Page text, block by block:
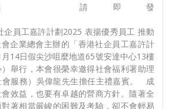
請即發
許計劃2025 表揚優秀員工 推動
企業總會主辦的「香港社企員工嘉許計
14日假尖沙咀麼地道65號安達中心13樓
舉行，本會很榮幸邀得社會福利署助理
會服務）吳偉龍先生擔任主禮嘉賓。 成
效益，也要有卓越的營商方針。隨著全
著相當嚴峻的困難及考驗，卻不會輕易